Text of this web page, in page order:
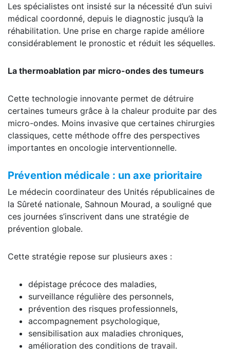
Les spécialistes ont insisté sur la nécessité d’un suivi
médical coordonné, depuis le diagnostic jusqu’à la
réhabilitation. Une prise en charge rapide améliore
considérablement le pronostic et réduit les séquelles.
La thermoablation par micro-ondes des tumeurs
Cette technologie innovante permet de détruire
certaines tumeurs grâce à la chaleur produite par des
micro-ondes. Moins invasive que certaines chirurgies
classiques, cette méthode offre des perspectives
importantes en oncologie interventionnelle.
Prévention médicale : un axe prioritaire
Le médecin coordinateur des Unités républicaines de
la Sûreté nationale, Sahnoun Mourad, a souligné que
ces journées s’inscrivent dans une stratégie de
prévention globale.
Cette stratégie repose sur plusieurs axes :
dépistage précoce des maladies,
surveillance régulière des personnels,
prévention des risques professionnels,
accompagnement psychologique,
sensibilisation aux maladies chroniques,
amélioration des conditions de travail.